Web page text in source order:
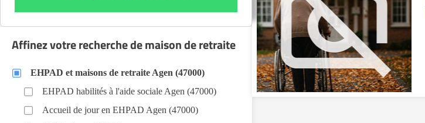
Affinez votre recherche de maison de retraite
EHPAD et maisons de retraite Agen (47000)
EHPAD habilités à l'aide sociale Agen (47000)
Accueil de jour en EHPAD Agen (47000)